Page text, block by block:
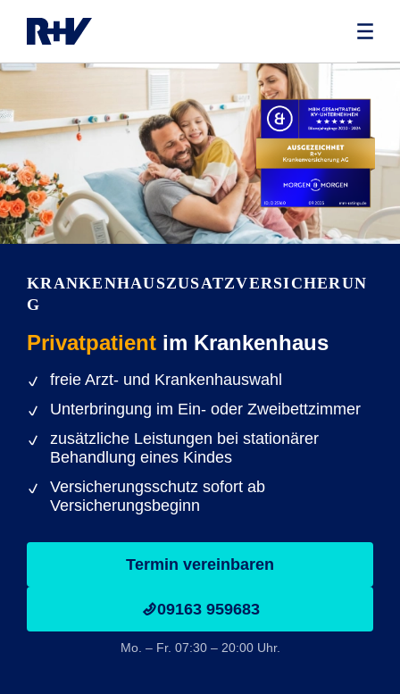
KRANKENHAUSZUSATZVERSICHERUN
G
Privatpatient im Krankenhaus
freie Arzt- und Krankenhauswahl
Unterbringung im Ein- oder Zweibettzimmer
zusätzliche Leistungen bei stationärer
Behandlung eines Kindes
Versicherungsschutz sofort ab
Versicherungsbeginn
Termin vereinbaren
09163 959683
Mo. – Fr. 07:30 – 20:00 Uhr.